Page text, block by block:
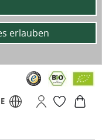
erlauben